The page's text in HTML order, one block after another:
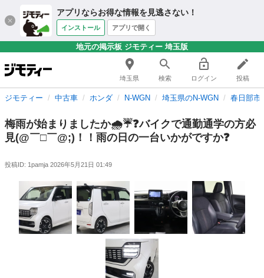
アプリならお得な情報を見逃さない！
インストール アプリで開く
地元の掲示板 ジモティー 埼玉版
埼玉県 検索 ログイン 投稿
ジモティー 中古車 ホンダ N-WGN 埼玉県のN-WGN 春日部市
梅雨が始まりましたか🌧️☔❓バイクで通勤通学の方必
見(@￣□￣@;)！！雨の日の一台いかがですか❓
投稿ID: 1pamja 2026年5月21日 01:49